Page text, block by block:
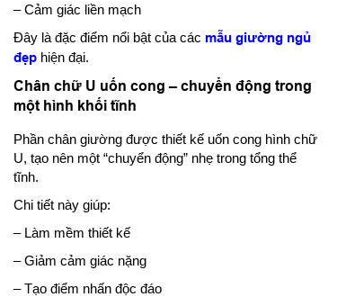
– Cảm giác liền mạch
Đây là đặc điểm nổi bật của các mẫu giường ngủ
đẹp hiện đại.
Chân chữ U uốn cong – chuyển động trong
một hình khối tĩnh
Phần chân giường được thiết kế uốn cong hình chữ
U, tạo nên một “chuyển động” nhẹ trong tổng thể
tĩnh.
Chi tiết này giúp:
– Làm mềm thiết kế
– Giảm cảm giác nặng
– Tạo điểm nhấn độc đáo